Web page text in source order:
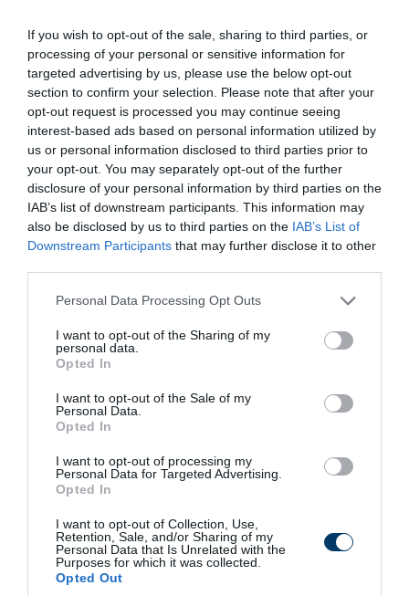
If you wish to opt-out of the sale, sharing to third parties, or
processing of your personal or sensitive information for
targeted advertising by us, please use the below opt-out
section to confirm your selection. Please note that after your
opt-out request is processed you may continue seeing
interest-based ads based on personal information utilized by
us or personal information disclosed to third parties prior to
your opt-out. You may separately opt-out of the further
disclosure of your personal information by third parties on the
IAB’s list of downstream participants. This information may
also be disclosed by us to third parties on the IAB’s List of
Downstream Participants that may further disclose it to other
Please note that this website/app uses one or more Google
not limited to your visit or usage behaviour. You may click to
grant or deny consent to Google and its third-party tags to
use your data for below specified purposes in below Google
consent section.
Personal Data Processing Opt Outs
I want to opt-out of the Sharing of my
personal data.
Opted In
I want to opt-out of the Sale of my
Personal Data.
Opted In
I want to opt-out of processing my
Personal Data for Targeted Advertising.
Opted In
I want to opt-out of Collection, Use,
Retention, Sale, and/or Sharing of my
Personal Data that Is Unrelated with the
Purposes for which it was collected.
Opted Out
Az asztrológia szerint az egyén személyiségét és életét
sokféle asztrológiai tényező befolyásolja, mint például az
aszcendens, a Hold jegye és a bolygói pozíciók. Mit kell
tudni a rák jegyben születettekről?
Valóban, az asztrológiai születési jegy, vagyis a Nap jegye
csupán egy aspektusa az egyén asztrológiai profijának. Az
aszcendens (a horoszkóp keleti horizontjának pillanatnyi
helyzete), a Hold jegye, valamint a bolygói pozíciók mind
hozzájárulnak a személyiségünk és életünk formálásához.
születettekről, beleértve ezeket a további asztrológiai
tényezőket is:
Nap jegy (Rák): A rák jegyű személyeket az
érzékenység, az empátia és a család iránti
elkötelezettség jellemez. Szeretnek gondoskodni
másokról, és nagy hangsúlyt helyeznek az otthonra és
párkapcsolatokban.
Aszcendens: Az aszcendens (az első ház, vagy az asc)